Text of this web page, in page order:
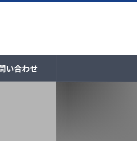
い合わせ